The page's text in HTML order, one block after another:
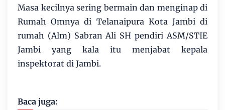
Masa kecilnya sering bermain dan menginap di
Rumah Omnya di Telanaipura Kota Jambi di
rumah (Alm) Sabran Ali SH pendiri ASM/STIE
Jambi yang kala itu menjabat kepala
inspektorat di Jambi.
Baca juga: